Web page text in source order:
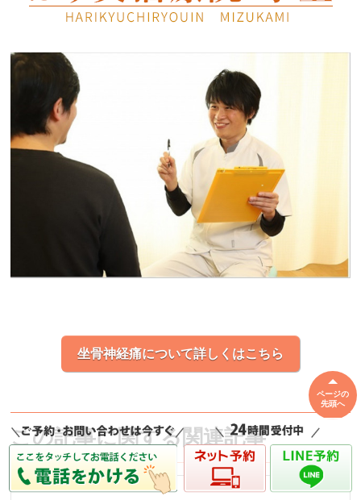
坐骨神経痛について詳しくはこちら
この記事に関する関連記事
ページの
先頭へ